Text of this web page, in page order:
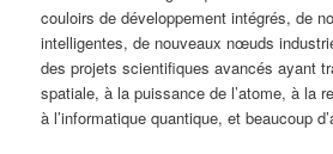
couloirs de développement intégrés, de
intelligentes, de nouveaux nœuds
des projets scientifiques avancés ayant
spatiale, à la puissance de l’atome, à la
à l’informatique quantique, et beaucoup